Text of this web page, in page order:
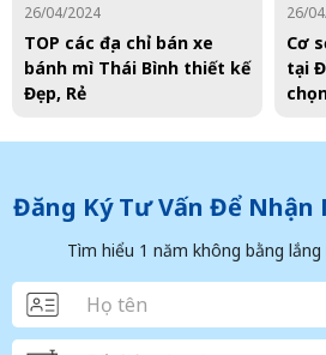
26/04/2024
TOP các địa chỉ bán xe
bánh mì Thái Bình thiết kế
Đẹp, Rẻ
26/
Cơ
tại
Đăng Ký Tư Vấn Để Nhận
Tìm hiểu 1 năm không bằng